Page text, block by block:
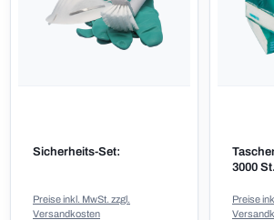
Sicherheits-Set:
Preise inkl. MwSt. zzgl.
Versandkosten
3000 St.
Preise